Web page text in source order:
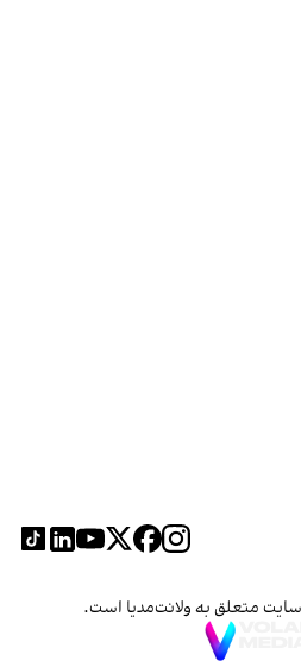
متعلق به ولانت‌مدیا است.